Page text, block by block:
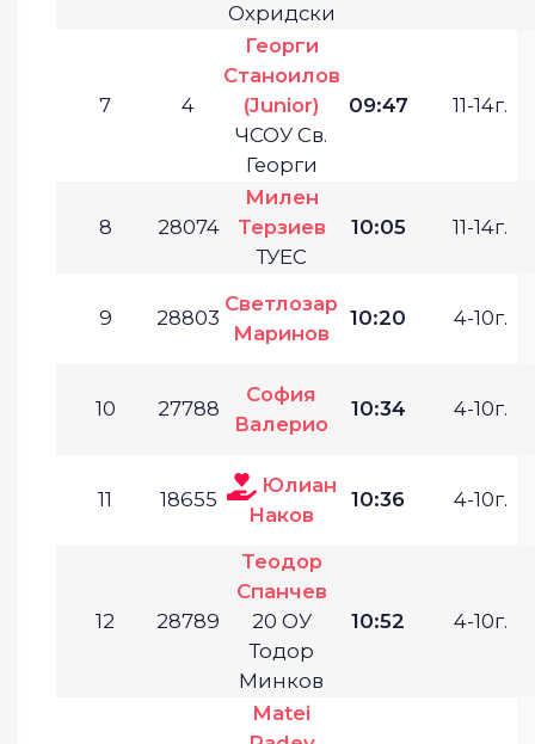
Охридски
7 4
Георги
Станоилов
(Junior)
ЧСОУ Св.
Георги
09:47 11-14г.
8 28074
Милен
Терзиев
ТУЕС
10:05 11-14г.
9 28803
Светлозар
Маринов
10:20 4-10г.
10 27788
София
Валерио
10:34 4-10г.
11 18655
Юлиан
Наков
10:36 4-10г.
12 28789
Теодор
Спанчев
20 ОУ
Тодор
Минков
10:52 4-10г.
Matei